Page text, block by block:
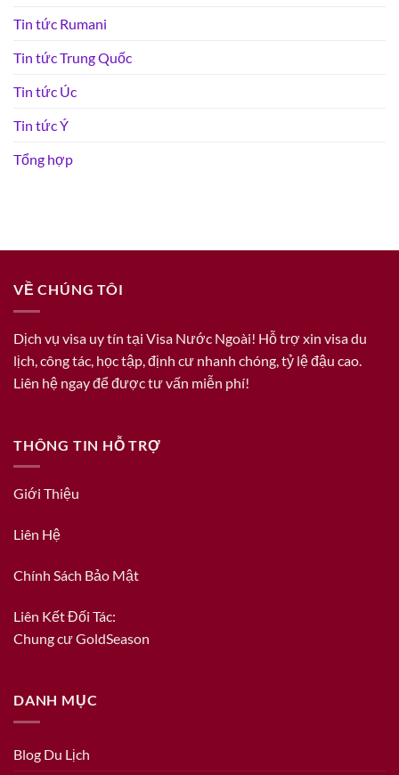
Tin tức Rumani
Tin tức Trung Quốc
Tin tức Úc
Tin tức Ý
Tổng hợp
VỀ CHÚNG TÔI
Dịch vụ visa uy tín tại Visa Nước Ngoài! Hỗ trợ xin visa du
lịch, công tác, học tập, định cư nhanh chóng, tỷ lệ đậu cao.
Liên hệ ngay để được tư vấn miễn phí!
THÔNG TIN HỖ TRỢ
Giới Thiệu
Liên Hệ
Chính Sách Bảo Mật
Liên Kết Đối Tác:
Chung cư GoldSeason
DANH MỤC
Blog Du Lịch